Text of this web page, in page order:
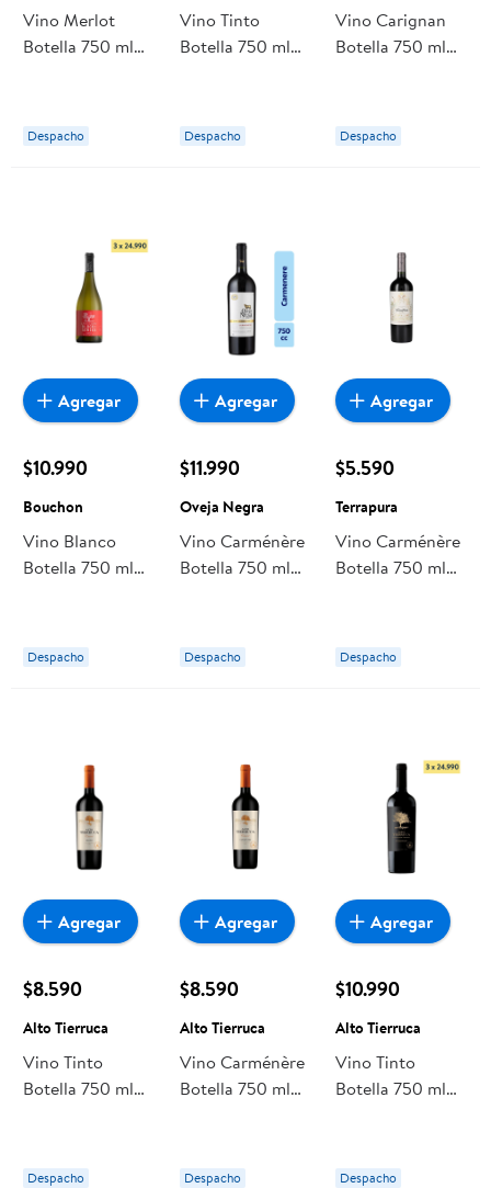
Vino Merlot
Botella 750 ml
Despacho
Vino Tinto
Botella 750 ml
Despacho
Vino Carignan
Botella 750 ml
Despacho
$10.990
Bouchon
Vino Blanco
Botella 750 ml
Despacho
Agregar
$11.990
Oveja Negra
Vino Carménère
Botella 750 ml
Despacho
Agregar
$5.590
Terrapura
Vino Carménère
Botella 750 ml
Despacho
Agregar
$8.590
Alto Tierruca
Vino Tinto
Botella 750 ml
Despacho
Agregar
$8.590
Alto Tierruca
Vino Carménère
Botella 750 ml
Despacho
Agregar
$10.990
Alto Tierruca
Vino Tinto
Botella 750 ml
Despacho
Agregar